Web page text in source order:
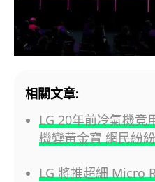
相關文章:
LG 20年前冷氣機
機變黃金寶 網民紛
LG 將推超細 Micro